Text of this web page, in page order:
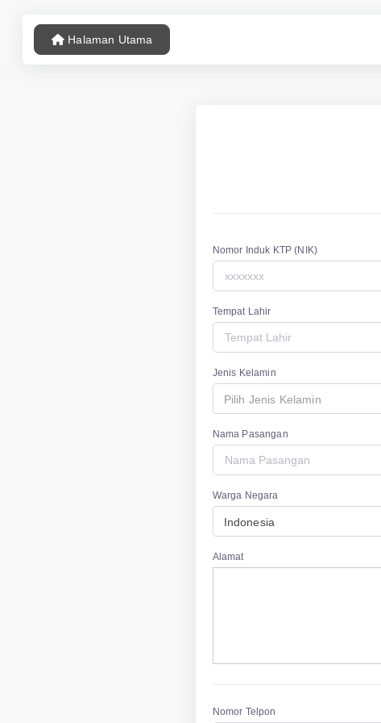
Halaman Utama
Nomor Induk KTP (NIK)
Tempat Lahir
Jenis Kelamin
Pilih Jenis Kelamin
Nama Pasangan
Warga Negara
Indonesia
Alamat
Nomor Telpon